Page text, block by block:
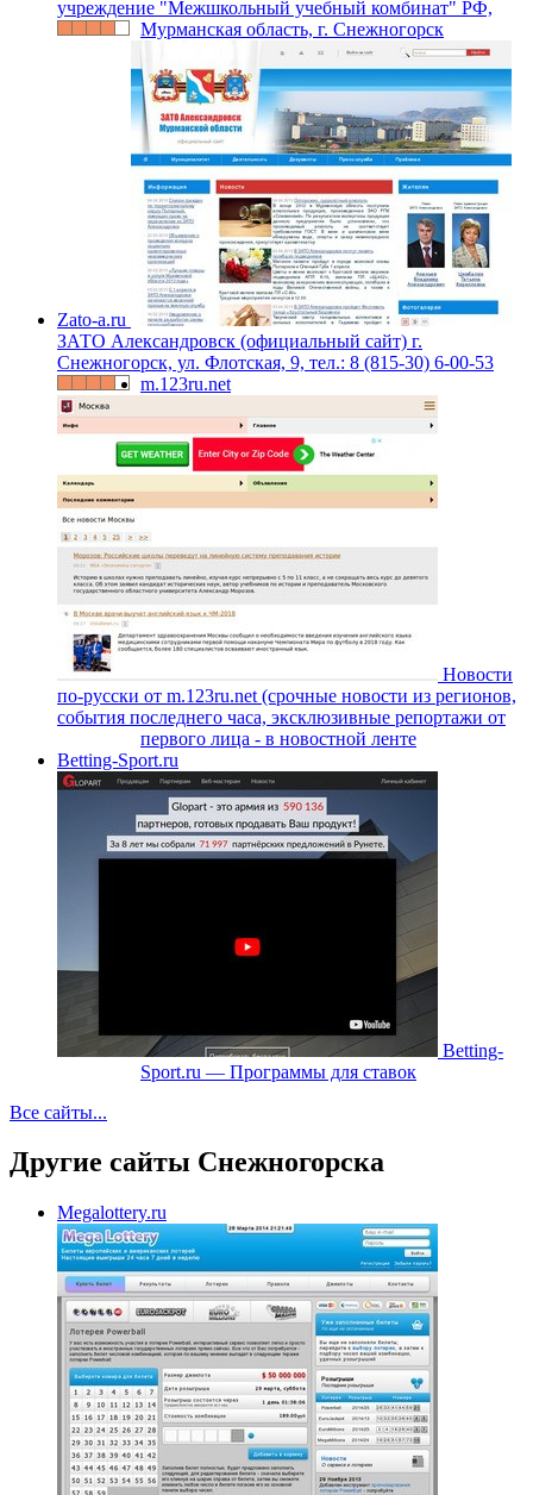
учреждение "Межшкольный учебный комбинат" РФ,
Мурманская область, г. Снежногорск
Zato-a.ru
ЗАТО Александровск (официальный сайт) г.
Снежногорск, ул. Флотская, 9, тел.: 8 (815-30) 6-00-53
m.123ru.net
Новости
по-русски от m.123ru.net (срочные новости из регионов,
события последнего часа, эксклюзивные репортажи от
первого лица - в новостной ленте
Betting-Sport.ru
Betting-
Sport.ru — Программы для ставок
Все сайты...
Другие сайты Снежногорска
Megalottery.ru